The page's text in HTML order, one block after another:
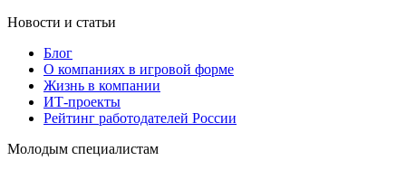
Новости и статьи
Блог
О компаниях в игровой форме
Жизнь в компании
ИТ-проекты
Рейтинг работодателей России
Молодым специалистам